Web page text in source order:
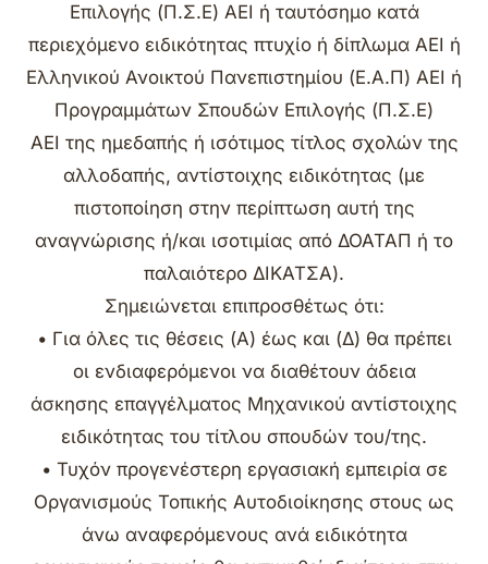
Επιλογής (Π.Σ.Ε) ΑΕΙ ή ταυτόσημο κατά
περιεχόμενο ειδικότητας πτυχίο ή δίπλωμα ΑΕΙ ή
Ελληνικού Ανοικτού Πανεπιστημίου (Ε.Α.Π) ΑΕΙ ή
Προγραμμάτων Σπουδών Επιλογής (Π.Σ.Ε)
ΑΕΙ της ημεδαπής ή ισότιμος τίτλος σχολών της
αλλοδαπής, αντίστοιχης ειδικότητας (με
πιστοποίηση στην περίπτωση αυτή της
αναγνώρισης ή/και ισοτιμίας από ΔΟΑΤΑΠ ή το
παλαιότερο ΔΙΚΑΤΣΑ).
Σημειώνεται επιπροσθέτως ότι:
• Για όλες τις θέσεις (Α) έως και (Δ) θα πρέπει
οι ενδιαφερόμενοι να διαθέτουν άδεια
άσκησης επαγγέλματος Μηχανικού αντίστοιχης
ειδικότητας του τίτλου σπουδών του/της.
• Τυχόν προγενέστερη εργασιακή εμπειρία σε
Οργανισμούς Τοπικής Αυτοδιοίκησης στους ως
άνω αναφερόμενους ανά ειδικότητα